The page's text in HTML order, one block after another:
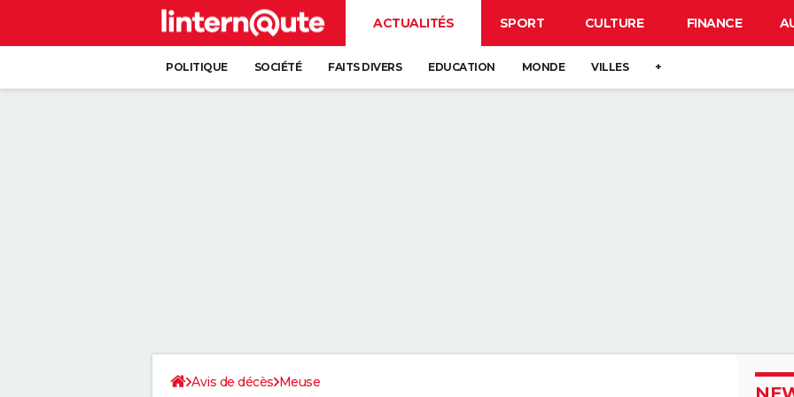
ACTUALITÉS SPORT CULTURE FINANCE
POLITIQUE SOCIÉTÉ FAITS DIVERS EDUCATION MONDE VILLES +
Avis de décès Meuse